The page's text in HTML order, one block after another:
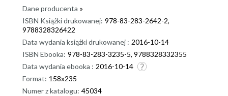
Dane producenta »
ISBN Książki drukowanej: 978-83-283-2642-2,
9788328326422
Data wydania książki drukowanej : 2016-10-14
ISBN Ebooka: 978-83-283-3235-5, 9788328332355
Data wydania ebooka : 2016-10-14
Format: 158x235
Numer z katalogu: 45034